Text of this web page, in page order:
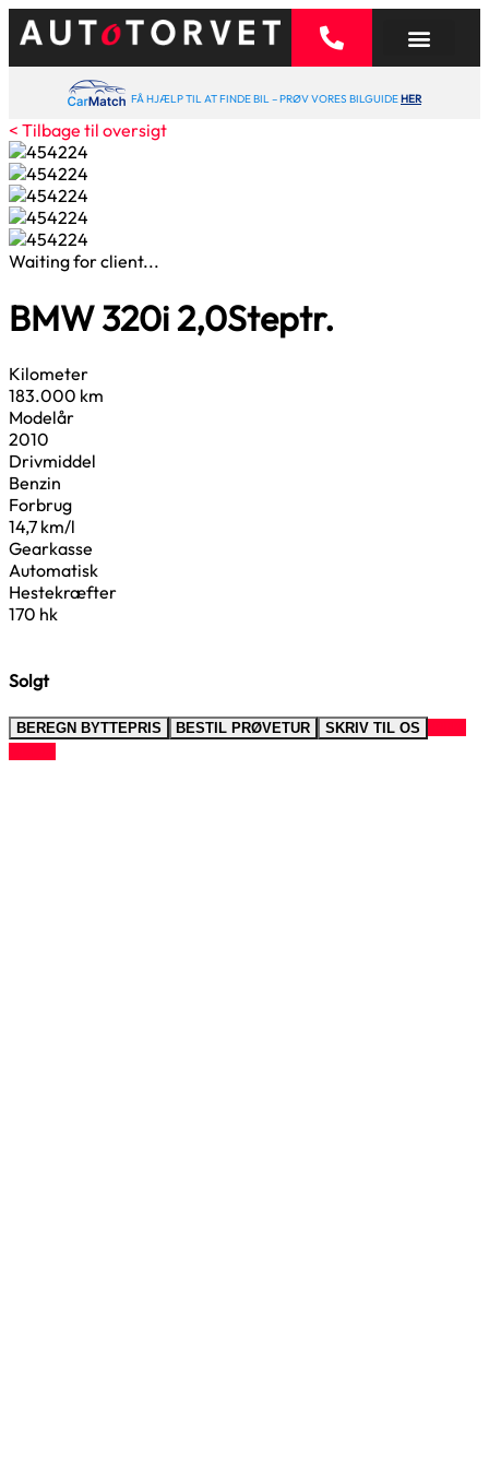
FÅ HJÆLP TIL AT FINDE BIL – PRØV VORES BILGUIDEHER
< Tilbage til oversigt
Waiting for client...
BMW 320i2,0Steptr.
Kilometer
183.000 km
Modelår
2010
Drivmiddel
Benzin
Forbrug
14,7 km/l
Gearkasse
Automatisk
Hestekræfter
170 hk
Solgt
BEREGN BYTTEPRIS BESTIL PRØVETUR SKRIV TIL OS